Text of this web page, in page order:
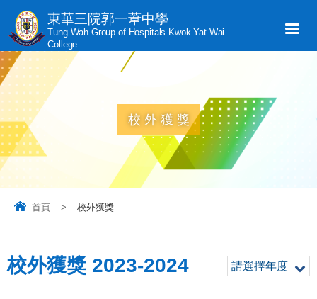
東華三院郭一葦中學
Tung Wah Group of Hospitals Kwok Yat Wai
College
校外獲獎
首頁 > 校外獲獎
校外獲獎 2023-2024 請選擇年度